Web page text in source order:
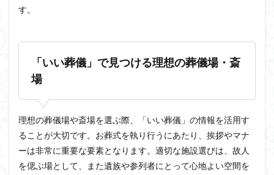
す。
「いい葬儀」で見つける理想の葬儀場・斎
場
理想の葬儀場や斎場を選ぶ際、「いい葬儀」の情報を活用す
ることが大切です。お葬式を執り行うにあたり、挨拶やマナ
ーは非常に重要な要素となります。適切な施設選びは、故人
を偲ぶ場として、また遺族や参列者にとって心地よい空間を